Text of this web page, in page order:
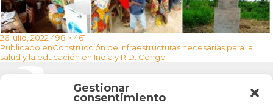
Gestionar
consentimiento
Publicado
el
26 julio, 2022 Tamaño
completo
498 × 461
Navegación
de
entradas
Publicado enConstrucción de infraestructuras necesarias para la
salud y la educación en India y R.D. Congo